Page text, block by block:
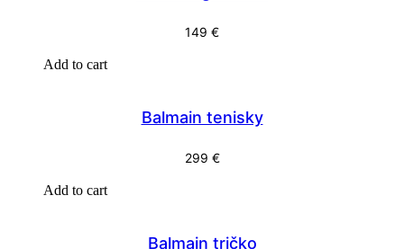
149 €
Add to cart
Balmain tenisky
299 €
Add to cart
Balmain tričko